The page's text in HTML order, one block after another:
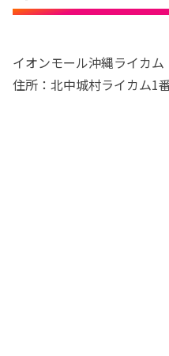
イオンモール沖縄ライカ
住所：北中城村ライカム1